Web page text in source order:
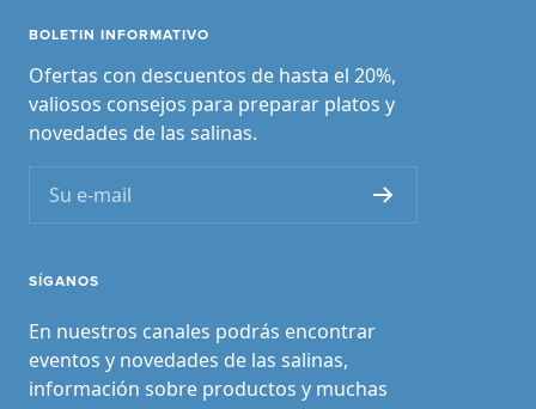
BOLETIN INFORMATIVO
Ofertas con descuentos de hasta el 20%,
valiosos consejos para preparar platos y
novedades de las salinas.
Su e-mail
SÍGANOS
En nuestros canales podrás encontrar
eventos y novedades de las salinas,
información sobre productos y muchas